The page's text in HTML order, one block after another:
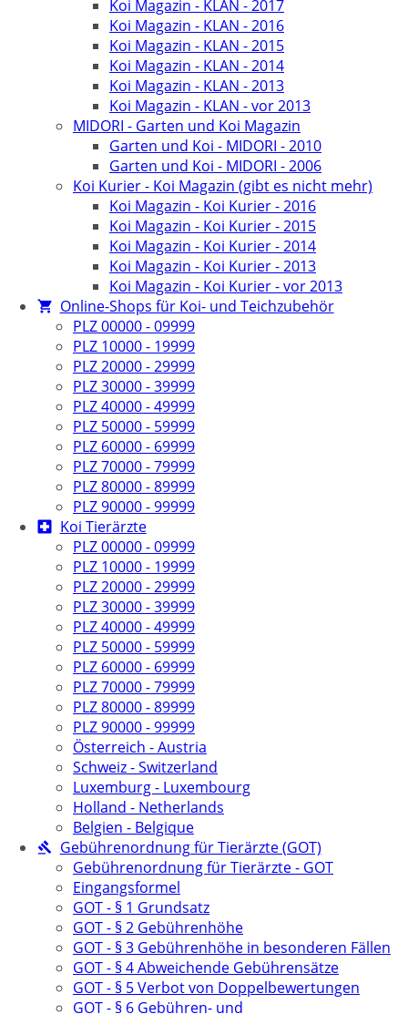
Koi Magazin - KLAN - 2017
Koi Magazin - KLAN - 2016
Koi Magazin - KLAN - 2015
Koi Magazin - KLAN - 2014
Koi Magazin - KLAN - 2013
Koi Magazin - KLAN - vor 2013
MIDORI - Garten und Koi Magazin
Garten und Koi - MIDORI - 2010
Garten und Koi - MIDORI - 2006
Koi Kurier - Koi Magazin (gibt es nicht mehr)
Koi Magazin - Koi Kurier - 2016
Koi Magazin - Koi Kurier - 2015
Koi Magazin - Koi Kurier - 2014
Koi Magazin - Koi Kurier - 2013
Koi Magazin - Koi Kurier - vor 2013
Online-Shops für Koi- und Teichzubehör
PLZ 00000 - 09999
PLZ 10000 - 19999
PLZ 20000 - 29999
PLZ 30000 - 39999
PLZ 40000 - 49999
PLZ 50000 - 59999
PLZ 60000 - 69999
PLZ 70000 - 79999
PLZ 80000 - 89999
PLZ 90000 - 99999
Koi Tierärzte
PLZ 00000 - 09999
PLZ 10000 - 19999
PLZ 20000 - 29999
PLZ 30000 - 39999
PLZ 40000 - 49999
PLZ 50000 - 59999
PLZ 60000 - 69999
PLZ 70000 - 79999
PLZ 80000 - 89999
PLZ 90000 - 99999
Österreich - Austria
Schweiz - Switzerland
Luxemburg - Luxembourg
Holland - Netherlands
Belgien - Belgique
Gebührenordnung für Tierärzte (GOT)
Gebührenordnung für Tierärzte - GOT
Eingangsformel
GOT - § 1 Grundsatz
GOT - § 2 Gebührenhöhe
GOT - § 3 Gebührenhöhe in besonderen Fällen
GOT - § 4 Abweichende Gebührensätze
GOT - § 5 Verbot von Doppelbewertungen
GOT - § 6 Gebühren- und